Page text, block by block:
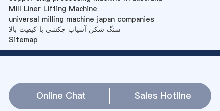
Mill Liner Lifting Machine
universal milling machine japan companies
سنگ شکن آسیاب چکشی با کیفیت بالا
Sitemap
Online Chat Sales Hotline